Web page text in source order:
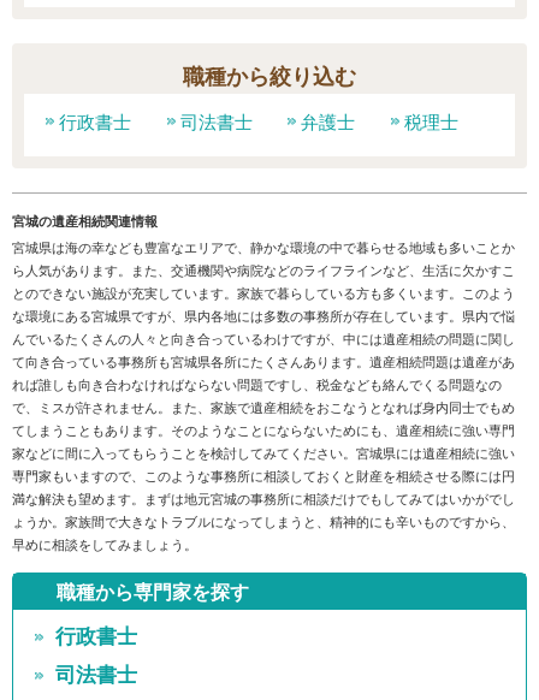
職種から絞り込む
行政書士 司法書士 弁護士 税理士
宮城の遺産相続関連情報
宮城県は海の幸なども豊富なエリアで、静かな環境の中で暮らせる地域も多いことか
ら人気があります。また、交通機関や病院などのライフラインなど、生活に欠かすこ
とのできない施設が充実しています。家族で暮らしている方も多くいます。このよう
な環境にある宮城県ですが、県内各地には多数の事務所が存在しています。県内で悩
んでいるたくさんの人々と向き合っているわけですが、中には遺産相続の問題に関し
て向き合っている事務所も宮城県各所にたくさんあります。遺産相続問題は遺産があ
れば誰しも向き合わなければならない問題ですし、税金なども絡んでくる問題なの
で、ミスが許されません。また、家族で遺産相続をおこなうとなれば身内同士でもめ
てしまうこともあります。そのようなことにならないためにも、遺産相続に強い専門
家などに間に入ってもらうことを検討してみてください。宮城県には遺産相続に強い
専門家もいますので、このような事務所に相談しておくと財産を相続させる際には円
満な解決も望めます。まずは地元宮城の事務所に相談だけでもしてみてはいかがでし
ょうか。家族間で大きなトラブルになってしまうと、精神的にも辛いものですから、
早めに相談をしてみましょう。
職種から専門家を探す
行政書士
司法書士